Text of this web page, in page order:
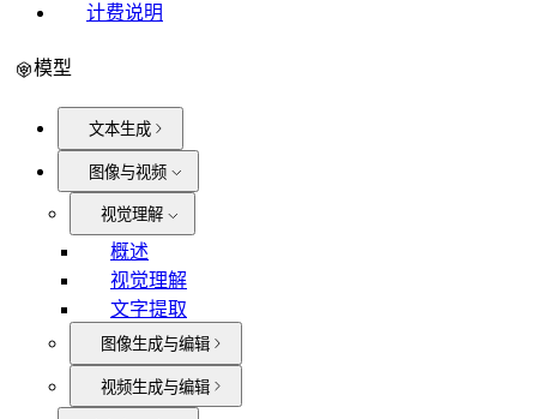
计费说明
模型
文本生成
图像与视频
视觉理解
概述
视觉理解
文字提取
图像生成与编辑
视频生成与编辑